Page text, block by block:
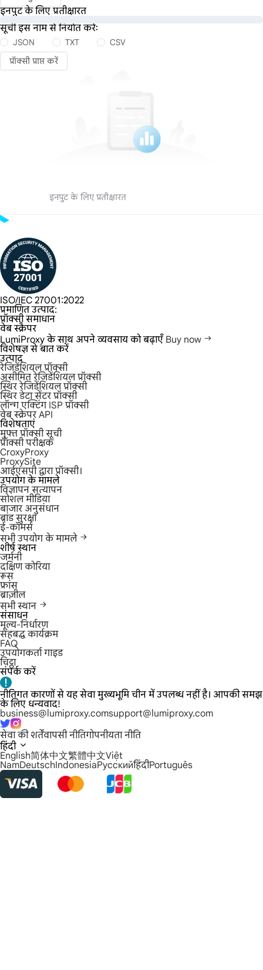
इनपुट के लिए प्रतीक्षारत
सूची इस नाम से निर्यात करेंः
JSON TXT
CSV
प्रॉक्सी प्राप्त करें
इनपुट के लिए प्रतीक्षारत
ISO/IEC 27001:2022
प्रमाणित उत्पाद:
प्रॉक्सी समाधान
वेब स्क्रैपर
LumiProxy के साथ अपने व्यवसाय को बढ़ाएँ Buy now
विशेषज्ञ से बात करें
उत्पाद
रेजिडेंशियल प्रॉक्सी
असीमित रेजिडेंशियल प्रॉक्सी
स्थिर रेजिडेंशियल प्रॉक्सी
स्थिर डेटा सेंटर प्रॉक्सी
लॉन्ग एक्टिंग ISP प्रॉक्सी
वेब स्क्रेपर API
विशेषताएं
मुफ्त प्रॉक्सी सूची
प्रॉक्सी परीक्षक
CroxyProxy
ProxySite
आईएसपी द्वारा प्रॉक्सी।
उपयोग के मामले
विज्ञापन सत्यापन
सोशल मीडिया
बाजार अनुसंधान
ब्रांड सुरक्षा
ई-कॉमर्स
सभी उपयोग के मामले
शीर्ष स्थान
जर्मनी
दक्षिण कोरिया
रूस
फ्रांस
ब्राज़ील
सभी स्थान
संसाधन
मूल्य-निर्धारण
सहबद्ध कार्यक्रम
FAQ
उपयोगकर्ता गाइड
चिट्ठा
संपर्क करें
नीतिगत कारणों से यह सेवा मुख्यभूमि चीन में उपलब्ध नहीं है। आपकी समझ
के लिए धन्यवाद!
business@lumiproxy.comsupport@lumiproxy.com
सेवा की शर्तेंवापसी नीतिगोपनीयता नीति
हिंदी
English简体中文繁體中文Việt
NamDeutschIndonesiaРусскийहिंदीPortuguês